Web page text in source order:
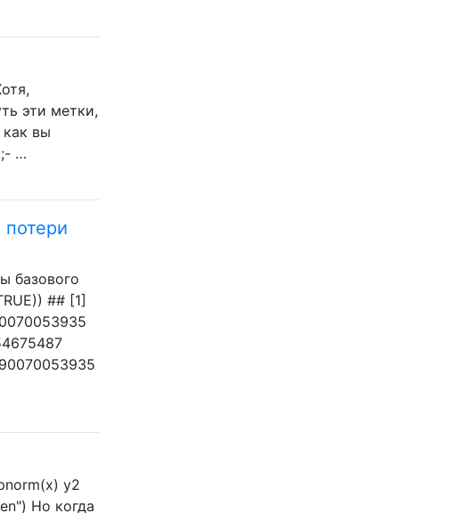
эти метки,
вы
…
базового
## [1]
y2
Но когда